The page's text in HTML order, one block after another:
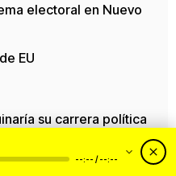
electoral en Nuevo
EU
su carrera política
--:-- / --:--